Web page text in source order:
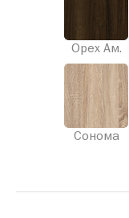
Орех Ам.
Сонома